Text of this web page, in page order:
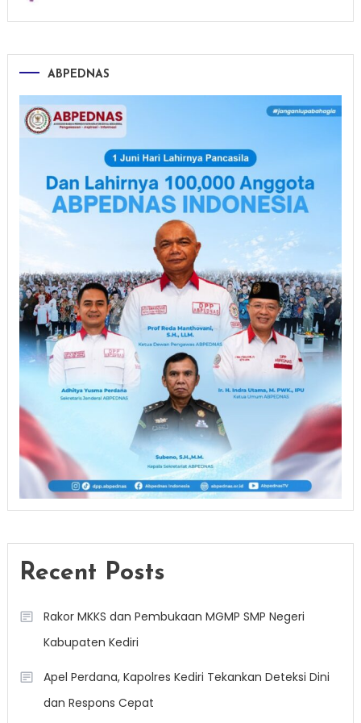
ABPEDNAS
Recent Posts
Rakor MKKS dan Pembukaan MGMP SMP Negeri
Kabupaten Kediri
Apel Perdana, Kapolres Kediri Tekankan Deteksi Dini
dan Respons Cepat